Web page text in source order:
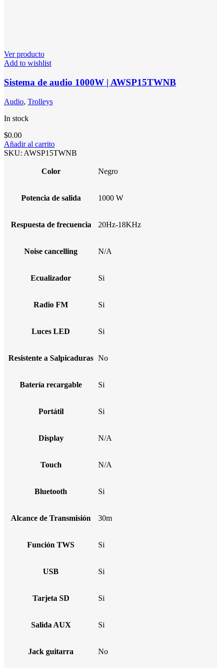
Ver producto
Add to wishlist
Sistema de audio 1000W | AWSP15TWNB
Audio, Trolleys
In stock
$0.00
Añadir al carrito
SKU: AWSP15TWNB
Color Negro
Potencia de salida 1000 W
Respuesta de frecuencia 20Hz-18KHz
Noise cancelling N/A
Ecualizador Si
Radio FM Si
Luces LED Si
Resistente a Salpicaduras No
Batería recargable Si
Portátil Si
Display N/A
Touch N/A
Bluetooth Si
Alcance de Transmisión 30m
Función TWS Si
USB Si
Tarjeta SD Si
Salida AUX Si
Jack guitarra No